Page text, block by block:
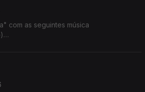
com as seguintes música